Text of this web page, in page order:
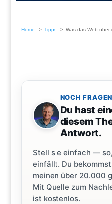
Home Tipps Was das Web über
NOCH
Du hast
diesem
Antwort.
Stell sie einfach —
einfällt. Du
meinen über 20.000
Mit Quelle zum
ist kostenlos.